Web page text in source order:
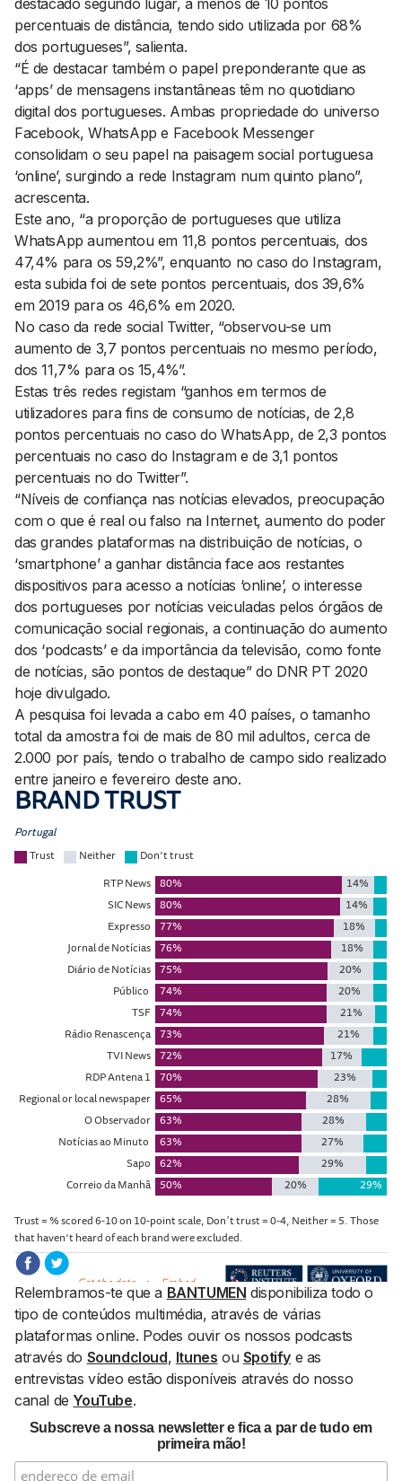
destacado segundo lugar, a menos de 10 pontos
percentuais de distância, tendo sido utilizada por 68%
dos portugueses”, salienta.
“É de destacar também o papel preponderante que as
‘apps’ de mensagens instantâneas têm no quotidiano
digital dos portugueses. Ambas propriedade do universo
Facebook, WhatsApp e Facebook Messenger
consolidam o seu papel na paisagem social portuguesa
‘online’, surgindo a rede Instagram num quinto plano”,
acrescenta.
Este ano, “a proporção de portugueses que utiliza
WhatsApp aumentou em 11,8 pontos percentuais, dos
47,4% para os 59,2%”, enquanto no caso do Instagram,
esta subida foi de sete pontos percentuais, dos 39,6%
em 2019 para os 46,6% em 2020.
No caso da rede social Twitter, “observou-se um
aumento de 3,7 pontos percentuais no mesmo período,
dos 11,7% para os 15,4%”.
Estas três redes registam “ganhos em termos de
utilizadores para fins de consumo de notícias, de 2,8
pontos percentuais no caso do WhatsApp, de 2,3 pontos
percentuais no caso do Instagram e de 3,1 pontos
percentuais no do Twitter”.
“Níveis de confiança nas notícias elevados, preocupação
com o que é real ou falso na Internet, aumento do poder
das grandes plataformas na distribuição de notícias, o
‘smartphone’ a ganhar distância face aos restantes
dispositivos para acesso a notícias ‘online’, o interesse
dos portugueses por notícias veiculadas pelos órgãos de
comunicação social regionais, a continuação do aumento
dos ‘podcasts’ e da importância da televisão, como fonte
de notícias, são pontos de destaque” do DNR PT 2020
hoje divulgado.
A pesquisa foi levada a cabo em 40 países, o tamanho
total da amostra foi de mais de 80 mil adultos, cerca de
2.000 por país, tendo o trabalho de campo sido realizado
entre janeiro e fevereiro deste ano.
Relembramos-te que a BANTUMEN disponibiliza todo o
tipo de conteúdos multimédia, através de várias
plataformasonline. Podes ouvir os nossos podcasts
através do Soundcloud, Itunes ou Spotify e as
entrevistas vídeo estão disponíveis através do nosso
canal de YouTube.
Subscreve a nossa newsletter e fica a par de tudo em
primeira mão!